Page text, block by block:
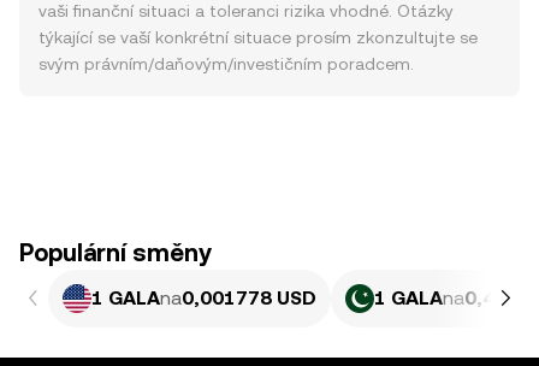
vaši finanční situaci a toleranci rizika vhodné. Otázky
týkající se vaší konkrétní situace prosím zkonzultujte se
svým právním/daňovým/investičním poradcem.
Populární směny
1 GALAna0,001778 USD 1 GALAna